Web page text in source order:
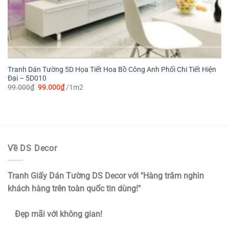
Tranh Dán Tường 5D Họa Tiết Hoa Bồ Công Anh Phối Chi Tiết Hiện
Đại – 5D010
99.000₫ Giá
99.000₫Giá
hiện
/1m2
Về DS Decor
Tranh Giấy Dán Tường DS Decor với "Hàng trăm nghìn
khách hàng trên toàn quốc tin dùng!"
Đẹp mãi với không gian!